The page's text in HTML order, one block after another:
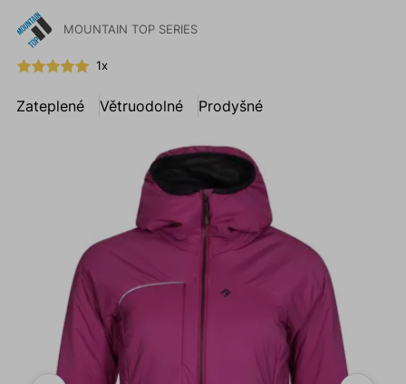
MOUNTAIN TOP SERIES
1x
Zateplené Větruodolné Prodyšné